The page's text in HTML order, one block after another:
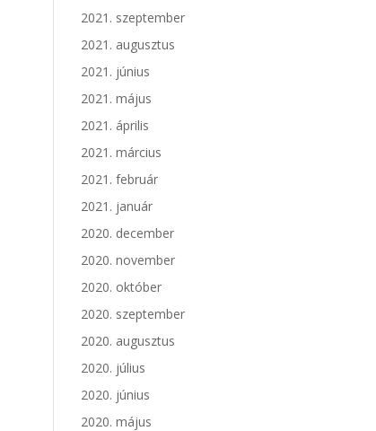
2021. szeptember
2021. augusztus
2021. június
2021. május
2021. április
2021. március
2021. február
2021. január
2020. december
2020. november
2020. október
2020. szeptember
2020. augusztus
2020. július
2020. június
2020. május